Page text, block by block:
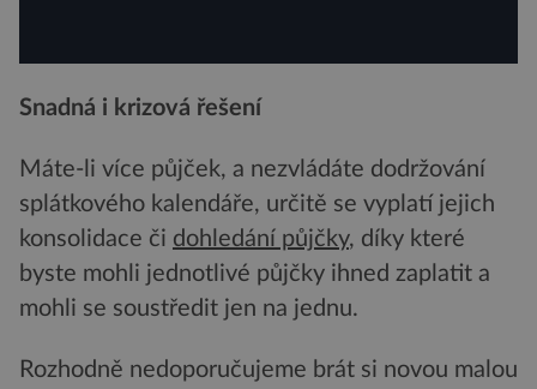
Snadná i krizová řešení
Máte-li více půjček, a nezvládáte dodržování
splátkového kalendáře, určitě se vyplatí jejich
konsolidace či dohledání půjčky, díky které
byste mohli jednotlivé půjčky ihned zaplatit a
mohli se soustředit jen na jednu.
Rozhodně nedoporučujeme brát si novou malou